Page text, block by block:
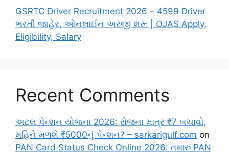
GSRTC Driver Recruitment 2026 – 4599 Driver
ભરતી જાહેર, ઓનલાઈન અરજી શરૂ | OJAS Apply,
Eligibility, Salary
Recent Comments
અટલ પેન્શન યોજના 2026: રોજના માત્ર ₹7 બચાવો,
મહિને મળશે ₹5000નું પેન્શન? – sarkarigulf.com on
PAN Card Status Check Online 2026: તમારું PAN